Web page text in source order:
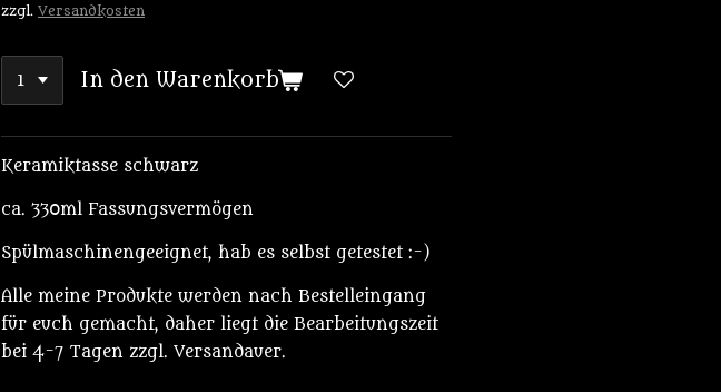
zzgl. Versandkosten
In den Warenkorb
Keramiktasse schwarz
ca. 330ml Fassungsvermögen
Spülmaschinengeeignet, hab es selbst getestet :-)
Alle meine Produkte werden nach Bestelleingang
für euch gemacht, daher liegt die Bearbeitungszeit
bei 4-7 Tagen zzgl. Versandauer.